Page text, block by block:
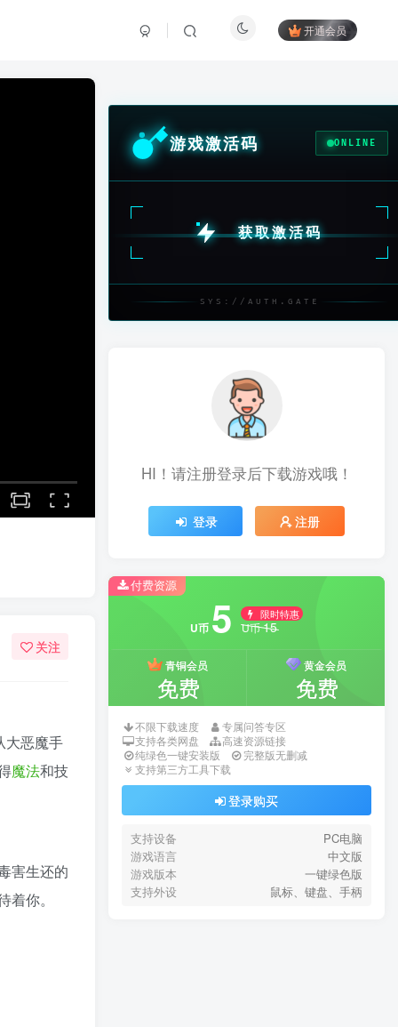
开通会员
关注
大恶魔手
魔法和技
害生还的
着你。
游戏激活码 ONLINE
获取激活码
SYS://AUTH.GATE
HI！请注册登录后下载游戏哦！
登录 注册
付费资源
U币 5 限时特惠
U币15
青铜会员
免费
黄金会员
免费
不限下载速度
专属问答专区
支持各类网盘
高速资源链接
纯绿色一键安装版
完整版无删减
支持第三方工具下载
登录购买
支持设备
PC电脑
游戏语言
中文版
游戏版本
一键绿色版
支持外设
鼠标、键盘、手柄